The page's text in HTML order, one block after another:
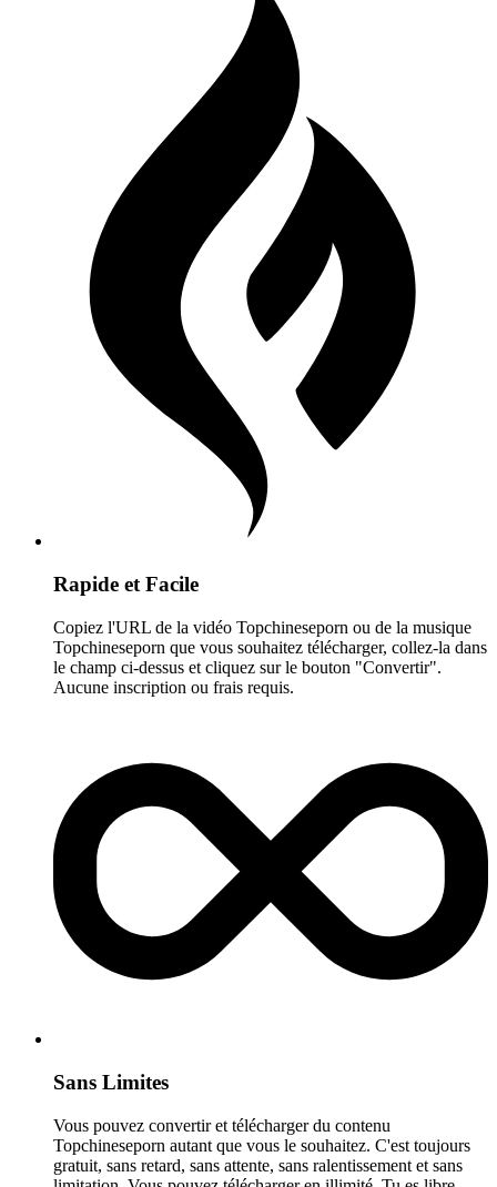
Rapide et Facile
Copiez l'URL de la vidéo Topchineseporn ou de la musique
Topchineseporn que vous souhaitez télécharger, collez-la dans
le champ ci-dessus et cliquez sur le bouton "Convertir".
Aucune inscription ou frais requis.
Sans Limites
Vous pouvez convertir et télécharger du contenu
Topchineseporn autant que vous le souhaitez. C'est toujours
gratuit, sans retard, sans attente, sans ralentissement et sans